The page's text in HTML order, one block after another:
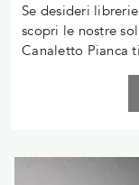
Se desideri
scopri le nostre
Canaletto Pianca